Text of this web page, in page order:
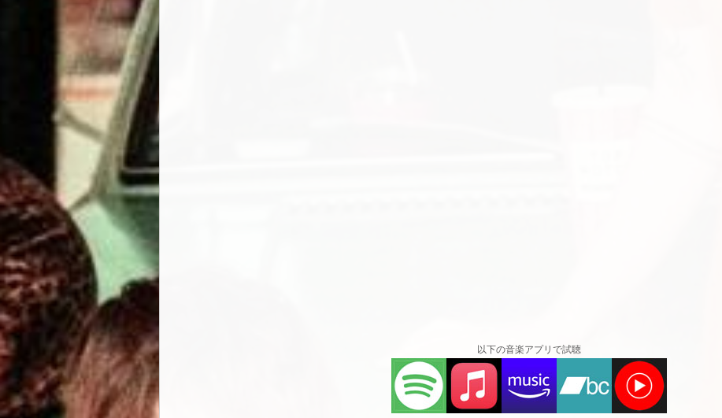
以下の音楽アプリで試聴